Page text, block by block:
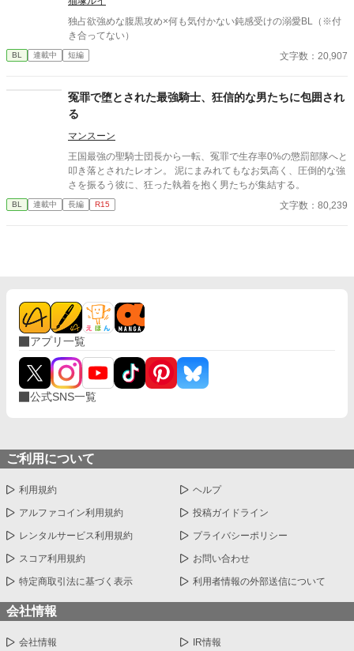
独占欲強めな腹黒攻め×何も気付かない鈍感受けの溺愛BL（※付
き合ってない）
BL 連載中 短編 文字数：20,907
冤罪で堕とされた最強騎士、狂信的な男たちに包囲され
る
マンスーン
​王国最強の聖騎士団長から一転、冤罪で生存率0%の懲罰部隊へと
叩き落とされたレオン。 泥にまみれてもなお気高く、圧倒的な強
さを振るう彼に、狂った執着を抱く男たちが集結する。
BL 連載中 長編 R15 文字数：80,239
アプリ一覧
公式SNS一覧
ご利用について
利用規約 ヘルプ
アルファコイン利用規約 投稿ガイドライン
レンタルサービス利用規約 プライバシーポリシー
スコア利用規約 お問い合わせ
特定商取引法に基づく表示 利用者情報の外部送信について
会社情報
会社情報 IR情報